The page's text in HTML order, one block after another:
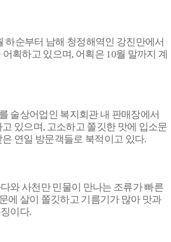
하순부터 남해 청정해역인 강진만에서
획하고 있으며, 어획은 10월 말까지 계
술상어업인 복지회관 내 판매장에서
있으며, 고소하고 쫄깃한 맛에 입소문
연일 방문객들로 북적이고 있다.
와 사천만 민물이 만나는 조류가 빠른
에 살이 쫄깃하고 기름기가 많아 맛과
이다.